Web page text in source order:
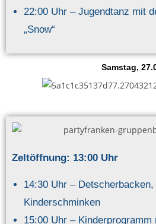
22:00 Uhr – Jugendtanz mit
„Snow“
Samstag,
Zeltöffnung: 13:00 Uhr
14:30 Uhr –
Kinderschminken
15:00 Uhr –